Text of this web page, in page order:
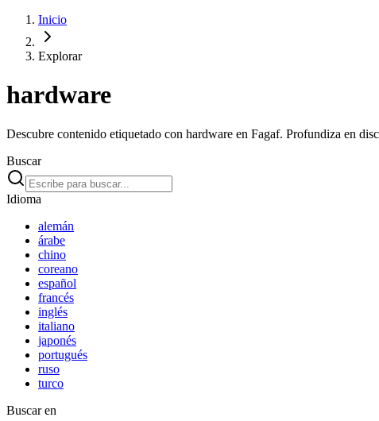
Inicio
Explorar
hardware
Descubre contenido etiquetado con hardware en Fagaf. Profundiza en
Buscar
Idioma
alemán
árabe
chino
coreano
español
francés
inglés
italiano
japonés
portugués
ruso
turco
Buscar en